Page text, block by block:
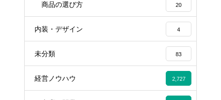
商品の選び方 20
内装・デザイン 4
未分類 83
経営ノウハウ 2,727